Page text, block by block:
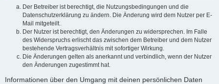
Der Betreiber ist berechtigt, die Nutzungsbedingungen und die
Datenschutzerklärung zu ändern. Die Änderung wird dem Nutzer per E-
Mail mitgeteilt.
Der Nutzer ist berechtigt, den Änderungen zu widersprechen. Im Falle
des Widerspruchs erlischt das zwischen dem Betreiber und dem Nutzer
bestehende Vertragsverhältnis mit sofortiger Wirkung.
Die Änderungen gelten als anerkannt und verbindlich, wenn der Nutzer
den Änderungen zugestimmt hat.
Informationen über den Umgang mit deinen persönlichen Daten